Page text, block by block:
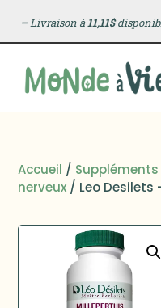
–Livraison à11,11$
Accueil /
nerveux / Leo Desilets